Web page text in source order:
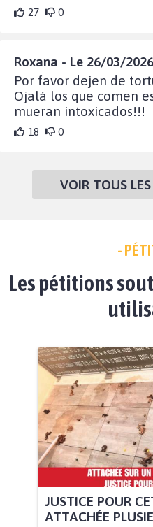
27 0
Roxana - Le 26/03/
Por favor dejen de
Ojalá los que comen
mueran intoxicados!!!
18 0
VOIR TOUS
-
Les pétitions
JUSTICE POUR
ATTACHÉE